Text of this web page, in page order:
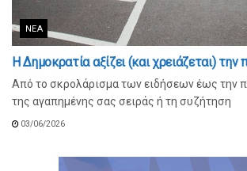
ΝΈΑ
Η Δημοκρατία αξίζει (και χρειάζεται)
Από το σκρολάρισμα των ειδήσεων έως την
της αγαπημένης σας σειράς ή τη συζήτηση
03/06/2026